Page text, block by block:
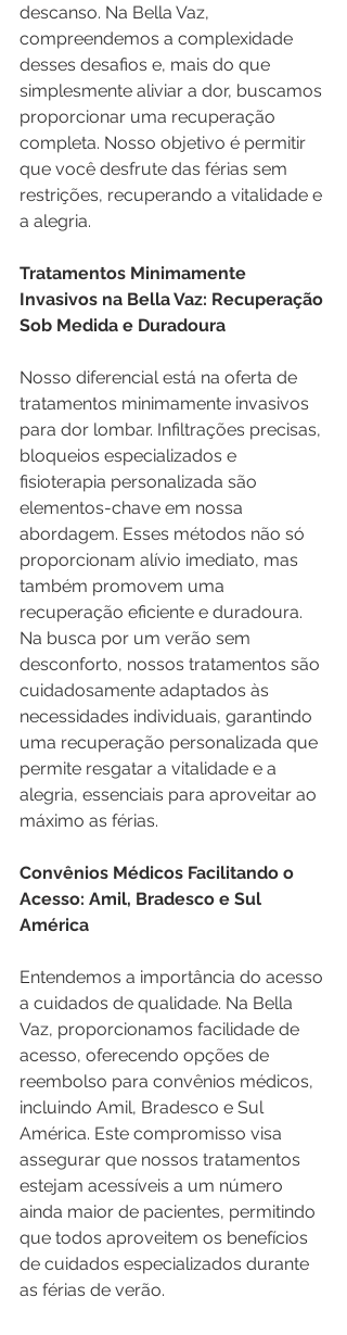
descanso. Na Bella Vaz,
compreendemos a complexidade
desses desafios e, mais do que
simplesmente aliviar a dor, buscamos
proporcionar uma recuperação
completa. Nosso objetivo é permitir
que você desfrute das férias sem
restrições, recuperando a vitalidade e
a alegria.
Tratamentos Minimamente
Invasivos na Bella Vaz: Recuperação
Sob Medida e Duradoura
Nosso diferencial está na oferta de
tratamentos minimamente invasivos
para dor lombar. Infiltrações precisas,
bloqueios especializados e
fisioterapia personalizada são
elementos-chave em nossa
abordagem. Esses métodos não só
proporcionam alívio imediato, mas
também promovem uma
recuperação eficiente e duradoura.
Na busca por um verão sem
desconforto, nossos tratamentos são
cuidadosamente adaptados às
necessidades individuais, garantindo
uma recuperação personalizada que
permite resgatar a vitalidade e a
alegria, essenciais para aproveitar ao
máximo as férias.
Convênios Médicos Facilitando o
Acesso: Amil, Bradesco e Sul
América
Entendemos a importância do acesso
a cuidados de qualidade. Na Bella
Vaz, proporcionamos facilidade de
acesso, oferecendo opções de
reembolso para convênios médicos,
incluindo Amil, Bradesco e Sul
América. Este compromisso visa
assegurar que nossos tratamentos
estejam acessíveis a um número
ainda maior de pacientes, permitindo
que todos aproveitem os benefícios
de cuidados especializados durante
as férias de verão.